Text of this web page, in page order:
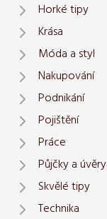
Horké tipy
Krása
Móda a styl
Nakupování
Podnikání
Pojištění
Práce
Půjčky a úvěry
Skvělé tipy
Technika